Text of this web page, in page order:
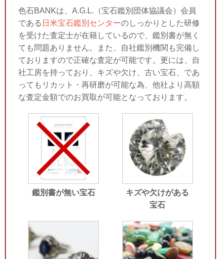
色石BANKは、A.G.L.（宝石鑑別団体協議会）会員
である 日米宝石鑑別センターのしっかりとした研修
を受けた査定士が在籍しているので、鑑別書が無く
ても問題ありません。また、自社鑑別機関も完備し
ておりますので正確な査定が可能です。更には、自
社工房を持っており、キズや欠け、古い宝石、であ
ってもリカット・再研磨が可能な為、他社より高額
な査定金額でのお買取が可能となっております。
鑑別書が無い宝石
キズや欠けがある
宝石